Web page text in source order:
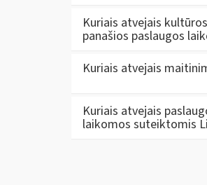
Kuriais atvejais
panašios paslaugos
Kuriais atvejais
Kuriais atvejais
laikomos suteiktomis